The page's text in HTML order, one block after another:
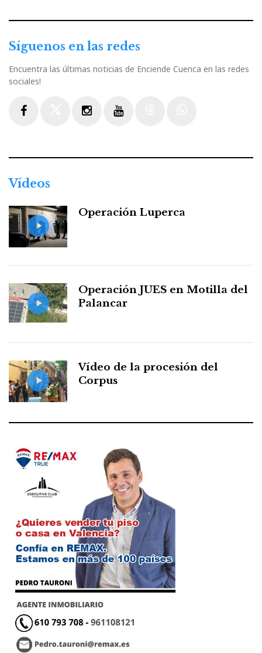
Síguenos en las redes
Encuentra las últimas noticias de Enciende Cuenca en las redes
sociales!
Vídeos
Operación Luperca
Operación JUES en Motilla del
Palancar
Vídeo de la procesión del
Corpus